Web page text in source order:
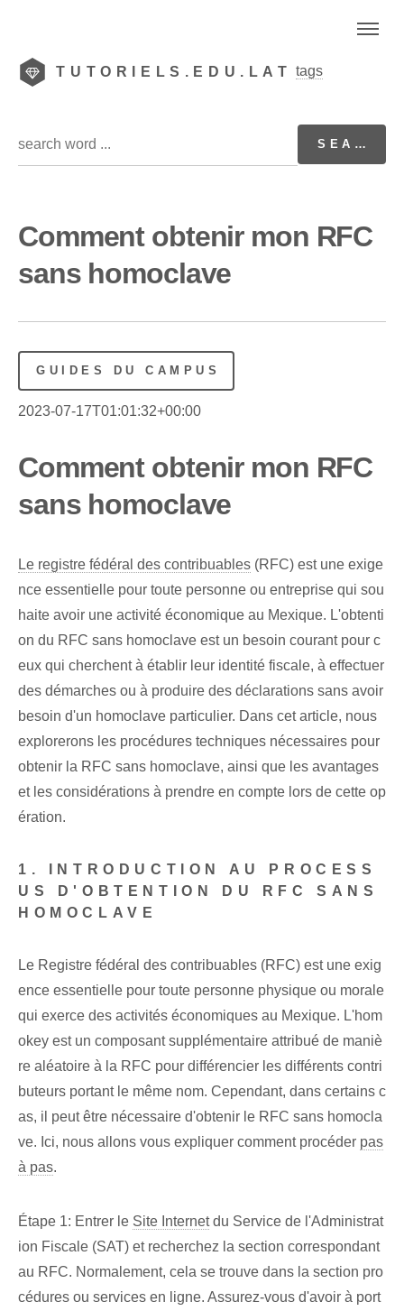
TUTORIELS.EDU.LAT tags
Comment obtenir mon RFC
sans homoclave
GUIDES DU CAMPUS
2023-07-17T01:01:32+00:00
Comment obtenir mon RFC
sans homoclave
Le registre fédéral des contribuables (RFC) est une exige
nce essentielle pour toute personne ou entreprise qui sou
haite avoir une activité économique au Mexique. L'obtenti
on du RFC sans homoclave est un besoin courant pour c
eux qui cherchent à établir leur identité fiscale, à effectuer
des démarches ou à produire des déclarations sans avoir
besoin d'un homoclave particulier. Dans cet article, nous
explorerons les procédures techniques nécessaires pour
obtenir la RFC sans homoclave, ainsi que les avantages
et les considérations à prendre en compte lors de cette op
ération.
1. INTRODUCTION AU PROCESS
US D'OBTENTION DU RFC SANS
HOMOCLAVE
Le Registre fédéral des contribuables (RFC) est une exig
ence essentielle pour toute personne physique ou morale
qui exerce des activités économiques au Mexique. L'hom
okey est un composant supplémentaire attribué de maniè
re aléatoire à la RFC pour différencier les différents contri
buteurs portant le même nom. Cependant, dans certains c
as, il peut être nécessaire d'obtenir le RFC sans homocla
ve. Ici, nous allons vous expliquer comment procéder pas
à pas.
Étape 1: Entrer le Site Internetdu Service de l'Administrat
ion Fiscale (SAT) et recherchez la section correspondant
au RFC. Normalement, cela se trouve dans la section pro
cédures ou services en ligne. Assurez-vous d'avoir à port